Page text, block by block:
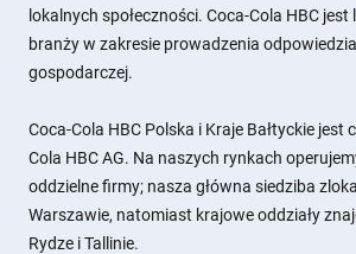
lokalnych społeczności. Coca-Cola HBC
branży w zakresie prowadzenia
gospodarczej.
Coca-Cola HBC Polska i Kraje Bałtyckie jest
Cola HBC AG. Na naszych rynkach
oddzielne firmy; nasza główna siedziba
Warszawie, natomiast krajowe oddziały
Rydze i Tallinie.